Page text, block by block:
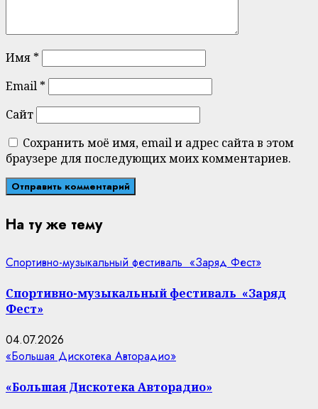
Имя *
Email *
Сайт
Сохранить моё имя, email и адрес сайта в этом
браузере для последующих моих комментариев.
На ту же тему
Спортивно-музыкальный фестиваль «Заряд Фест»
Спортивно-музыкальный фестиваль «Заряд
Фест»
04.07.2026
«Большая Дискотека Авторадио»
«Большая Дискотека Авторадио»